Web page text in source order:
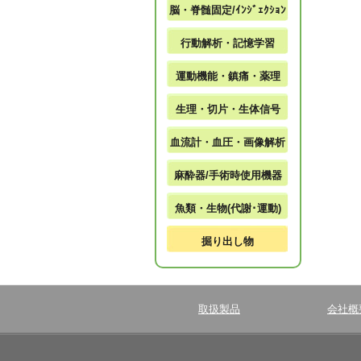
脳・脊髄固定/ｲﾝｼﾞｪｸｼｮﾝ
行動解析・記憶学習
運動機能・鎮痛・薬理
生理・切片・生体信号
血流計・血圧・画像解析
麻酔器/手術時使用機器
魚類・生物(代謝･運動)
掘り出し物
取扱製品 会社概